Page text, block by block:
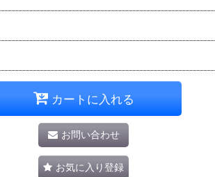
カートに入れる
お問い合わせ
お気に入り登録